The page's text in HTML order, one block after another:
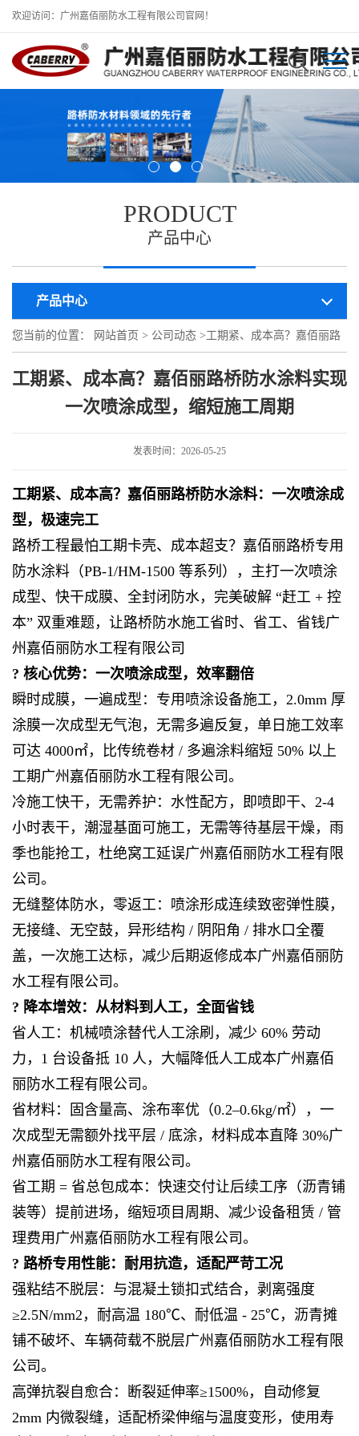
欢迎访问：广州嘉佰丽防水工程有限公司官网！
PRODUCT
产品中心
产品中心
您当前的位置： 网站首页 > 公司动态 >工期紧、成本高？嘉佰丽路
桥防水涂料实现一次喷涂成型，缩短施工周期
工期紧、成本高？嘉佰丽路桥防水涂料实现
一次喷涂成型，缩短施工周期
发表时间：2026-05-25
工期紧、成本高？嘉佰丽路桥防水涂料：一次喷涂成
型，极速完工
路桥工程最怕工期卡壳、成本超支？嘉佰丽路桥专用
防水涂料（PB-1/HM-1500 等系列），主打一次喷涂
成型、快干成膜、全封闭防水，完美破解 “赶工 + 控
本” 双重难题，让路桥防水施工省时、省工、省钱广
州嘉佰丽防水工程有限公司
? 核心优势：一次喷涂成型，效率翻倍
瞬时成膜，一遍成型：专用喷涂设备施工，2.0mm 厚
涂膜一次成型无气泡，无需多遍反复，单日施工效率
可达 4000㎡，比传统卷材 / 多遍涂料缩短 50% 以上
工期广州嘉佰丽防水工程有限公司。
冷施工快干，无需养护：水性配方，即喷即干、2-4
小时表干，潮湿基面可施工，无需等待基层干燥，雨
季也能抢工，杜绝窝工延误广州嘉佰丽防水工程有限
公司。
无缝整体防水，零返工：喷涂形成连续致密弹性膜，
无接缝、无空鼓，异形结构 / 阴阳角 / 排水口全覆
盖，一次施工达标，减少后期返修成本广州嘉佰丽防
水工程有限公司。
? 降本增效：从材料到人工，全面省钱
省人工：机械喷涂替代人工涂刷，减少 60% 劳动
力，1 台设备抵 10 人，大幅降低人工成本广州嘉佰
丽防水工程有限公司。
省材料：固含量高、涂布率优（0.2–0.6kg/㎡），一
次成型无需额外找平层 / 底涂，材料成本直降 30%广
州嘉佰丽防水工程有限公司。
省工期 = 省总包成本：快速交付让后续工序（沥青铺
装等）提前进场，缩短项目周期、减少设备租赁 / 管
理费用广州嘉佰丽防水工程有限公司。
? 路桥专用性能：耐用抗造，适配严苛工况
强粘结不脱层：与混凝土锁扣式结合，剥离强度
≥2.5N/mm2，耐高温 180℃、耐低温 - 25℃，沥青摊
铺不破坏、车辆荷载不脱层广州嘉佰丽防水工程有限
公司。
高弹抗裂自愈合：断裂延伸率≥1500%，自动修复
2mm 内微裂缝，适配桥梁伸缩与温度变形，使用寿